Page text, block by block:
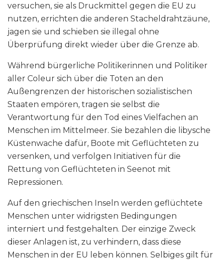
versuchen, sie als Druckmittel gegen die EU zu
nutzen, errichten die anderen Stacheldrahtzäune,
jagen sie und schieben sie illegal ohne
Überprüfung direkt wieder über die Grenze ab.
Während bürgerliche Politikerinnen und Politiker
aller Coleur sich über die Toten an den
Außengrenzen der historischen sozialistischen
Staaten empören, tragen sie selbst die
Verantwortung für den Tod eines Vielfachen an
Menschen im Mittelmeer. Sie bezahlen die libysche
Küstenwache dafür, Boote mit Geflüchteten zu
versenken, und verfolgen Initiativen für die
Rettung von Geflüchteten in Seenot mit
Repressionen.
Auf den griechischen Inseln werden geflüchtete
Menschen unter widrigsten Bedingungen
interniert und festgehalten. Der einzige Zweck
dieser Anlagen ist, zu verhindern, dass diese
Menschen in der EU leben können. Selbiges gilt für